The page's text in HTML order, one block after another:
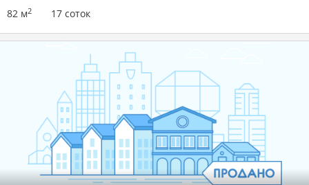
82 м2 17 соток